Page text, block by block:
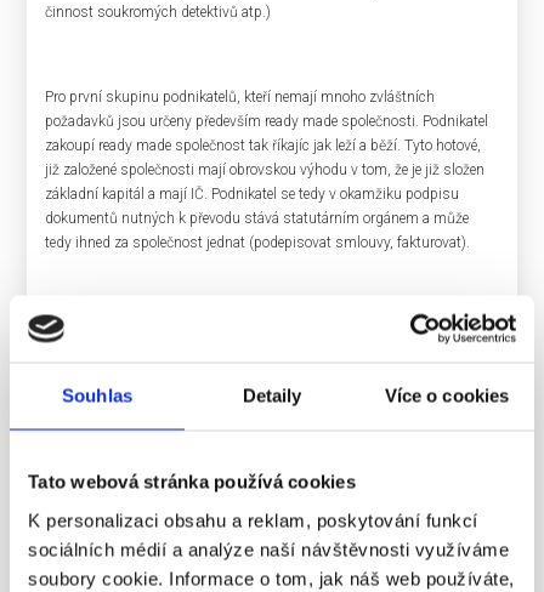
Souhlas Detaily Více o cookies
Tato webová stránka používá cookies
K personalizaci obsahu a reklam, poskytování funkcí
sociálních médií a analýze naší návštěvnosti využíváme
soubory cookie. Informace o tom, jak náš web používáte,
činnost soukromých detektivů atp.)
Pro první skupinu podnikatelů, kteří nemají mnoho zvláštních
požadavků jsou určeny především ready made společnosti. Podnikatel
zakoupí ready made společnost tak říkajíc jak leží a běží. Tyto hotové,
již založené společnosti mají obrovskou výhodu v tom, že je již složen
základní kapitál a mají IČ. Podnikatel se tedy v okamžiku podpisu
dokumentů nutných k převodu stává statutárním orgánem a může
tedy ihned za společnost jednat (podepisovat smlouvy, fakturovat).
Pro druhou skupinu – podnikatele se nadstandardními požadavky
konzultaci s notářem sepsán přímo na míru specifických požadavků.
Nevýhodou může být nutnost složit základní kapitál a potřeba čekat na
dnů.
Je důležité však uvést, že obě služby jsou velmi flexibilní. Je tedy
samozřejmě možné založit společnost na míru pro podnikatele se